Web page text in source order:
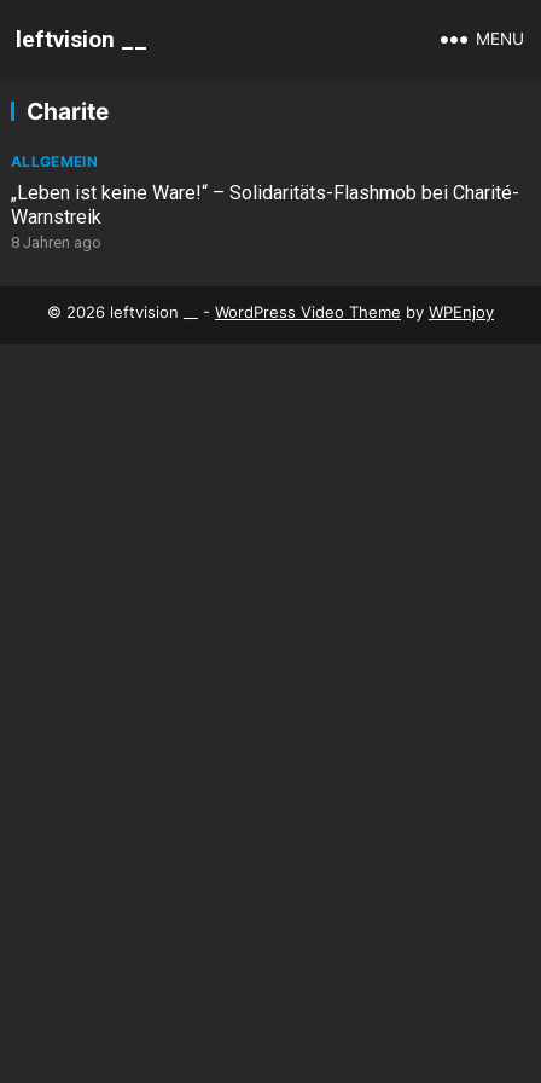
leftvision __ MENU
Charite
ALLGEMEIN
„Leben ist keine Ware!“ – Solidaritäts-Flashmob bei Charité-
Warnstreik
8 Jahren ago
© 2026 leftvision __ - WordPress Video Theme by WPEnjoy